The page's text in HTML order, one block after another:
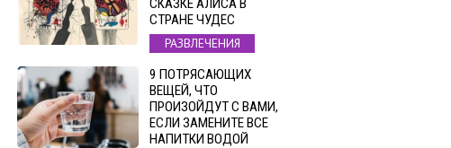
СКАЗКЕ АЛИСА В
СТРАНЕ ЧУДЕС
РАЗВЛЕЧЕНИЯ
9 ПОТРЯСАЮЩИХ
ВЕЩЕЙ, ЧТО
ПРОИЗОЙДУТ С ВАМИ,
ЕСЛИ ЗАМЕНИТЕ ВСЕ
НАПИТКИ ВОДОЙ